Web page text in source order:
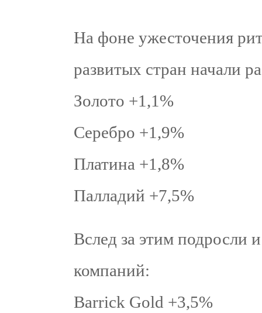
На фоне ужесточения
развитых стран начали
Золото +1,1%
Серебро +1,9%
Платина +1,8%
Палладий +7,5%
Вслед за этим подросли
компаний:
Barrick Gold +3,5%